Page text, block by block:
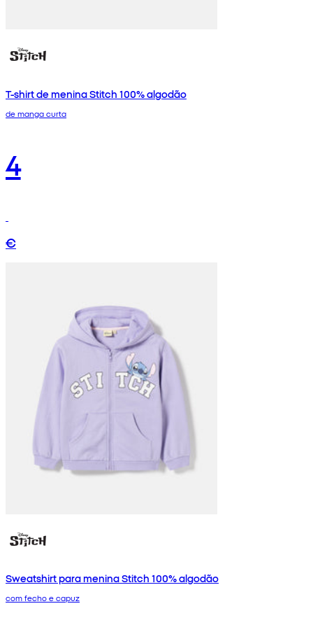
T-shirt de menina Stitch 100% algodão
de manga curta
4
€
Sweatshirt para menina Stitch 100% algodão
com fecho e capuz